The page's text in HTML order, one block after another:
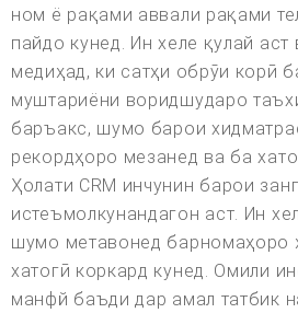
ном ё рақами аввали рақами
пайдо кунед. Ин хеле қулай
медиҳад, ки сатҳи обрӯи корӣ
муштариёни воридшударо
баръакс, шумо барои
рекордҳоро мезанед ва ба
Ҳолати CRM инчунин барои
истеъмолкунандагон аст. Ин
шумо метавонед барномаҳоро
хатогӣ коркард кунед. Омили
манфй баъди дар амал татбик